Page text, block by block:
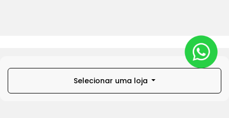
Selecionar uma loja